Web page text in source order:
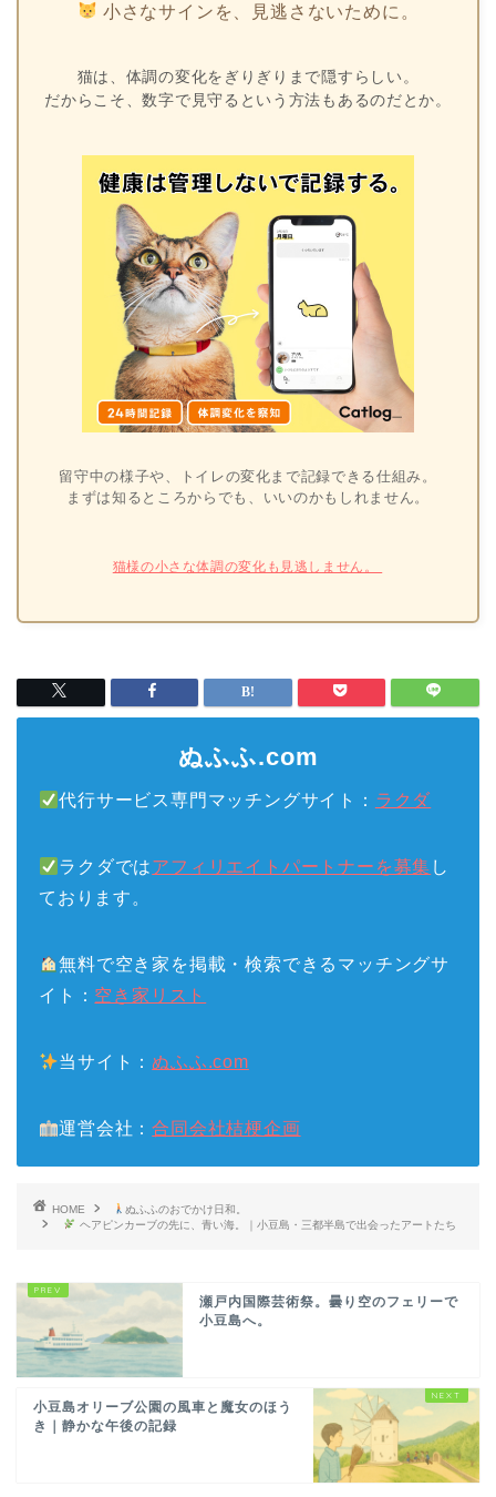
小さなサインを、見逃さないために。
猫は、体調の変化をぎりぎりまで隠すらしい。
だからこそ、数字で見守るという方法もあるのだとか。
留守中の様子や、トイレの変化まで記録できる仕組み。
まずは知るところからでも、いいのかもしれません。
猫様の小さな体調の変化も見逃しません。
ぬふふ.com
代行サービス専門マッチングサイト： ラクダ
ラクダではアフィリエイトパートナーを募集 し
ております。
無料で空き家を掲載・検索できるマッチングサ
イト： 空き家リスト
当サイト：ぬふふ.com
運営会社：合同会社桔梗企画
HOME
ぬふふのおでかけ日和。
ヘアピンカーブの先に、青い海。｜小豆島・三都半島で出会ったアートたち
瀬戸内国際芸術祭。曇り空のフェリーで
小豆島へ。
小豆島オリーブ公園の風車と魔女のほう
き｜静かな午後の記録